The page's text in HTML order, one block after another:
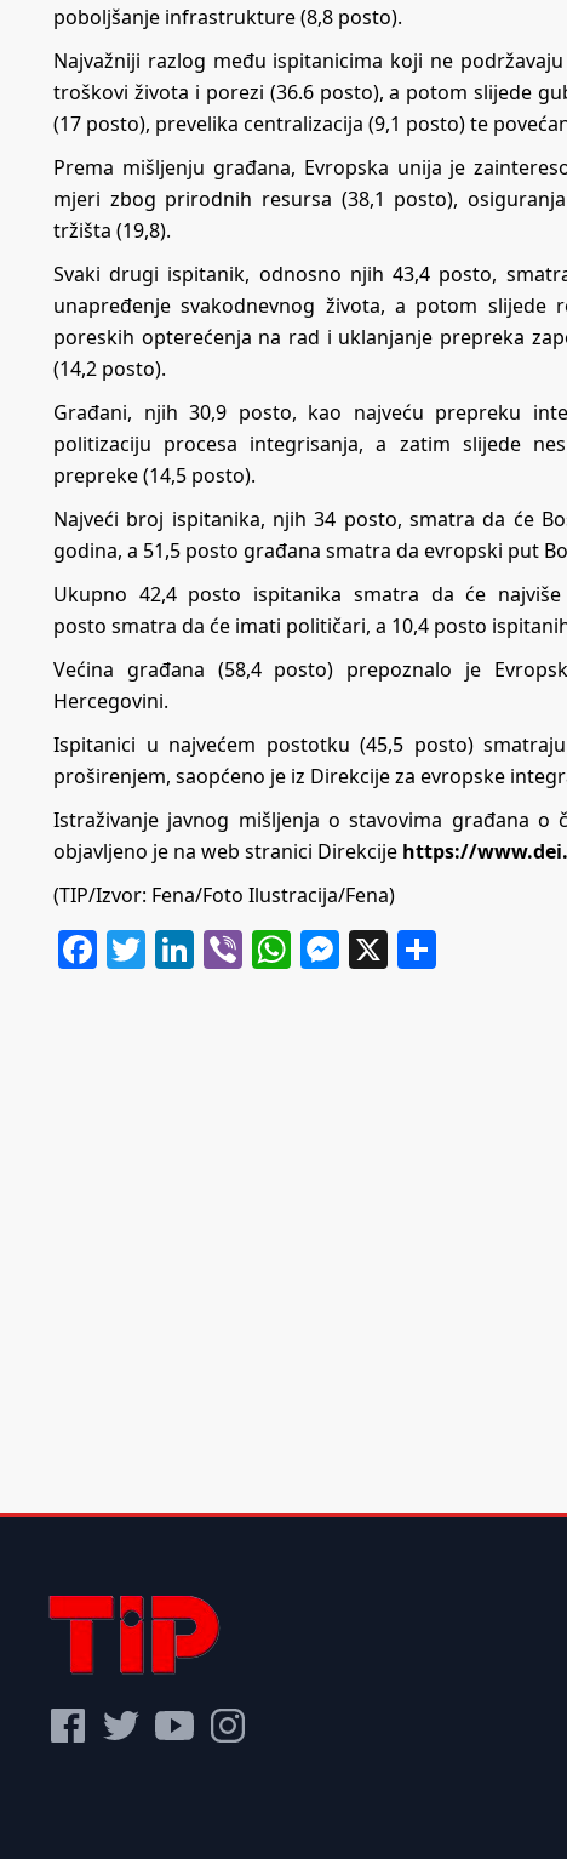
poboljšanje infrastrukture (8,8 posto).
Najvažniji razlog među ispitanicima koji ne
troškovi života i porezi (36.6 posto), a potom slijede
(17 posto), prevelika centralizacija (9,1 posto) te
Prema mišljenju građana, Evropska unija je
mjeri zbog prirodnih resursa (38,1 posto),
tržišta (19,8).
Svaki drugi ispitanik, odnosno njih 43,4 posto,
unapređenje svakodnevnog života, a potom slijede
poreskih opterećenja na rad i uklanjanje prepreka
(14,2 posto).
Građani, njih 30,9 posto, kao najveću prepreku
politizaciju procesa integrisanja, a zatim slijede
prepreke (14,5 posto).
Najveći broj ispitanika, njih 34 posto, smatra da će
godina, a 51,5 posto građana smatra da evropski put
Ukupno 42,4 posto ispitanika smatra da će
posto smatra da će imati političari, a 10,4 posto
Većina građana (58,4 posto) prepoznalo je
Hercegovini.
Ispitanici u najvećem postotku (45,5 posto)
proširenjem, saopćeno je iz Direkcije za evropske
Istraživanje javnog mišljenja o stavovima građana
objavljeno je na web stranici Direkcije https://
(TIP/Izvor: Fena/Foto Ilustracija/Fena)
Facebook
Twitter
LinkedIn
ViberWhatsApp
Messenger
X